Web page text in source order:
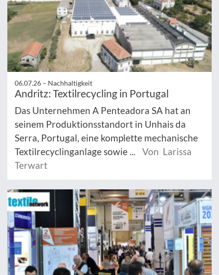
06.07.26 – Nachhaltigkeit
Andritz: Textilrecycling in Portugal
Das Unternehmen A Penteadora SA hat an
seinem Produktionsstandort in Unhais da
Serra, Portugal, eine komplette mechanische
Textilrecyclinganlage sowie ...
Von Larissa
Terwart